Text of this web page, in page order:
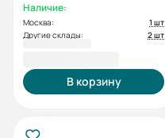
IM1001
Наличие:
Москва:
1 шт
Другие склады:
2 шт
В корзину